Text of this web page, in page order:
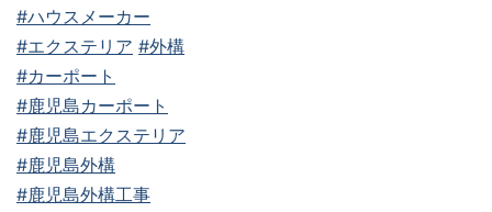
#ハウスメーカー
#エクステリア #外構
#カーポート
#鹿児島カーポート
#鹿児島エクステリア
#鹿児島外構
#鹿児島外構工事